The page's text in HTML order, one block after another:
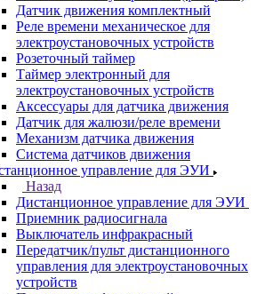
Датчик движения комплектный
Реле времени механическое для
электроустановочных устройств
Розеточный таймер
Таймер электронный для
электроустановочных устройств
Аксессуары для датчика движения
Датчик для жалюзи/реле времени
Механизм датчика движения
Система датчиков движения
управление для ЭУИ
Назад
Дистанционное управление для ЭУИ
Приемник радиосигнала
Выключатель инфракрасный
Передатчик/пульт дистанционного
управления для электроустановочных
устройств